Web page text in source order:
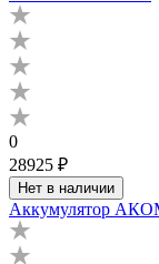
0
28925 ₽
Нет в наличии
Аккумулятор